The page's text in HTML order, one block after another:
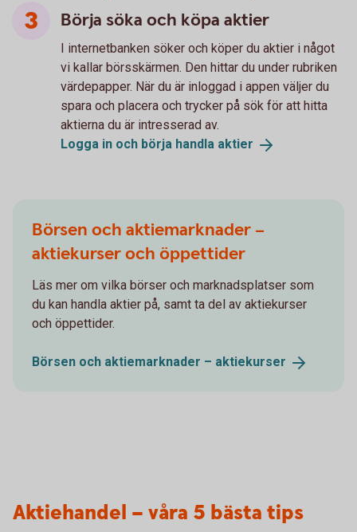
Börja söka och köpa aktier
I internetbanken söker och köper du aktier i något
vi kallar börsskärmen. Den hittar du under rubriken
värdepapper. När du är inloggad i appen väljer du
spara och placera och trycker på sök för att hitta
aktierna du är intresserad av.
Logga in och börja handla aktier
Börsen och aktiemarknader –
aktiekurser och öppettider
Läs mer om vilka börser och marknadsplatser som
du kan handla aktier på, samt ta del av aktiekurser
och öppettider.
Börsen och aktiemarknader – aktiekurser
Aktiehandel – våra 5 bästa tips